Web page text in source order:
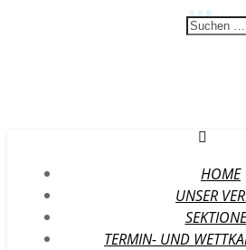
HOME
UNSER
TERMIN- UND